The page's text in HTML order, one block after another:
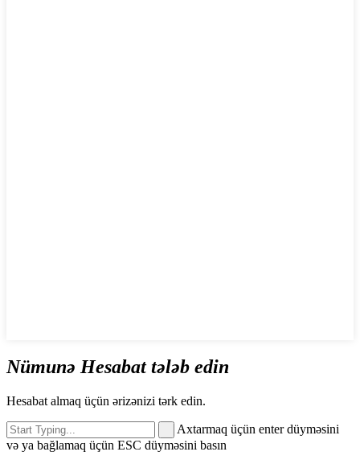
Nümunə Hesabat tələb edin
Hesabat almaq üçün ərizənizi tərk edin.
Axtarmaq üçün enter düyməsini
və ya bağlamaq üçün ESC düyməsini basın